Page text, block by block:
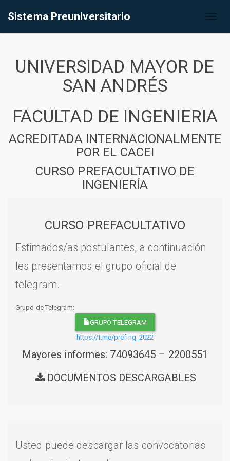
Sistema Preuniversitario
UNIVERSIDAD MAYOR DE
SAN ANDRÉS
FACULTAD DE INGENIERIA
ACREDITADA INTERNACIONALMENTE
POR EL CACEI
CURSO PREFACULTATIVO DE
INGENIERÍA
CURSO PREFACULTATIVO
Estimados/as postulantes, a continuación
les presentamos el grupo oficial de
telegram.
Grupo de Telegram:
GRUPO TELEGRAM
https://t.me/prefing_2022
Mayores informes: 74093645 – 2200551
DOCUMENTOS DESCARGABLES
Usted puede descargar las convocatorias